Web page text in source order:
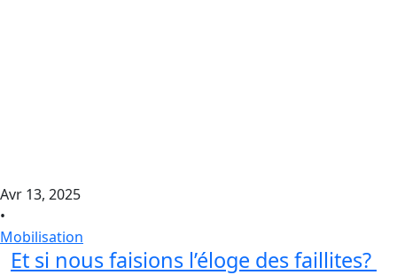
Avr 13, 2025
•
Mobilisation
Et si nous faisions l’éloge des faillites?